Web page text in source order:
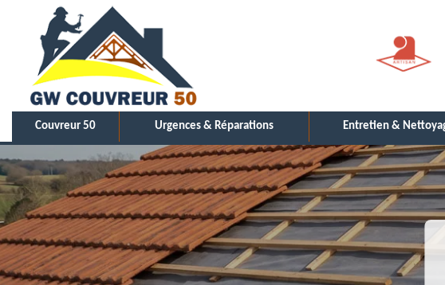
Couvreur 50 Urgences & Réparations Entretien &